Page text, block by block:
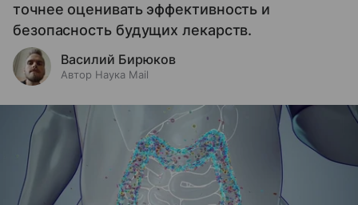
точнее оценивать эффективность и
безопасность будущих лекарств.
Василий Бирюков
Автор Наука Mail